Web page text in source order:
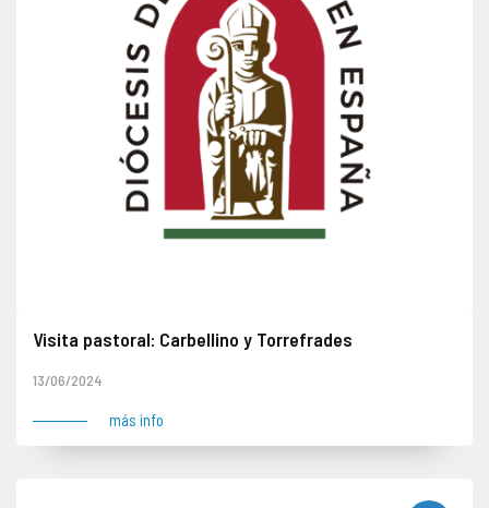
Visita pastoral: Carbellino y Torrefrades
13/06/2024
más info